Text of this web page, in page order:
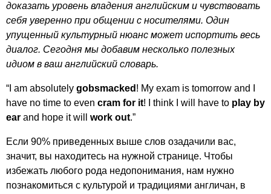
доказать уровень владения английским и чувствовать
себя уверенно при общении с носителями. Один
упущенный культурный нюанс может испортить весь
диалог. Сегодня мы добавим несколько полезных
идиом в ваш английский словарь.
“ am absolutely gobsmacked ! My exam is tomorrow and
have no time to even cram for it! think will have to play by
ear and hope it will work out.”
Если 90% приведенных выше слов озадачили вас,
значит, вы находитесь на нужной странице. Чтобы
избежать любого рода недопонимания, нам нужно
познакомиться с культурой и традициями англичан, в